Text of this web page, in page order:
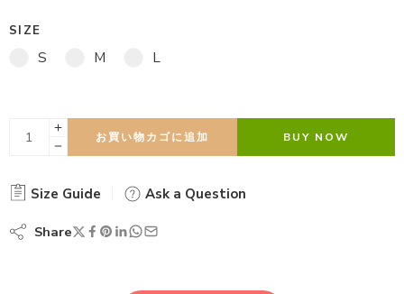
SIZE
S M L
お買い物カゴに追加 BUY NOW
Size Guide Ask a Question
Share